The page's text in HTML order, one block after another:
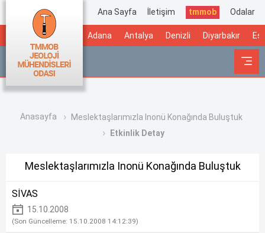
Ana Sayfa İletişim tmmob Odalar
Adana Antalya Denizli Diyarbakır
Anasayfa
Meslektaşlarımızla Inonü Konağında Buluştuk
Etkinlik Detay
Meslektaşlarımızla Inonü Konağında Buluştuk
SİVAS
15.10.2008
(Son Güncelleme: 15.10.2008 14:12:39)